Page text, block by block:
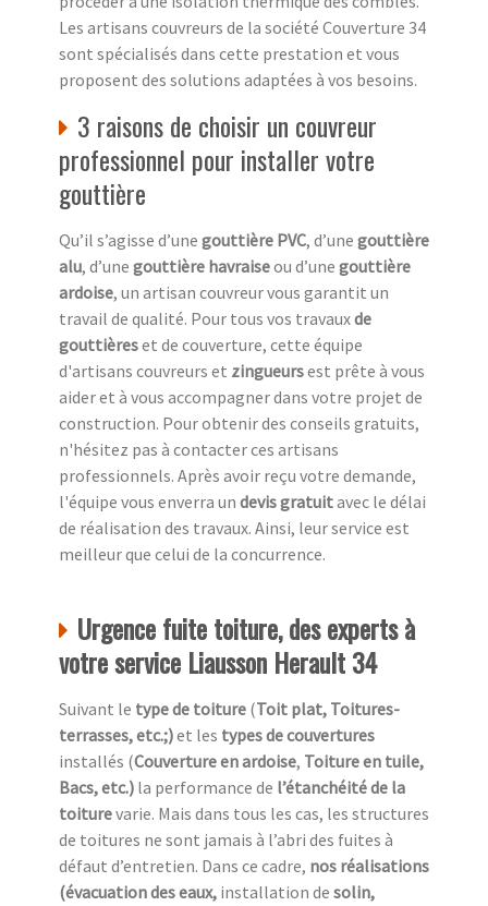
Les artisans couvreurs de la société Couverture 34
sont spécialisés dans cette prestation et vous
proposent des solutions adaptées à vos besoins.
3 raisons de choisir un couvreur
professionnel pour installer votre
gouttière
Qu’il s’agisse d’une gouttière PVC, d’une gouttière
alu, d’une gouttière havraiseou d’une gouttière
ardoise, un artisan couvreur vous garantit un
travail de qualité. Pour tous vos travauxde
gouttièreset de couverture, cette équipe
d'artisans couvreurs et zingueursest prête à vous
aider et à vous accompagner dans votre projet de
construction. Pour obtenir des conseils gratuits,
n'hésitez pas à contacter ces artisans
professionnels. Après avoir reçu votre demande,
l'équipe vous enverra un devis gratuitavec le délai
de réalisation des travaux. Ainsi, leur service est
meilleur que celui de la concurrence.
Urgence fuite toiture, des experts à
votre service Liausson Herault 34
Suivant le type de toiture (Toit plat, Toitures-
terrasses, etc.;)et les types de couvertures
installés (Couverture en ardoise, Toiture en tuile,
Bacs, etc.) la performance de l’étanchéité de la
toiturevarie. Mais dans tous les cas, les structures
de toitures ne sont jamais à l’abri des fuites à
défaut d’entretien. Dans ce cadre, nos réalisations
(évacuation des eaux, installation de solin,